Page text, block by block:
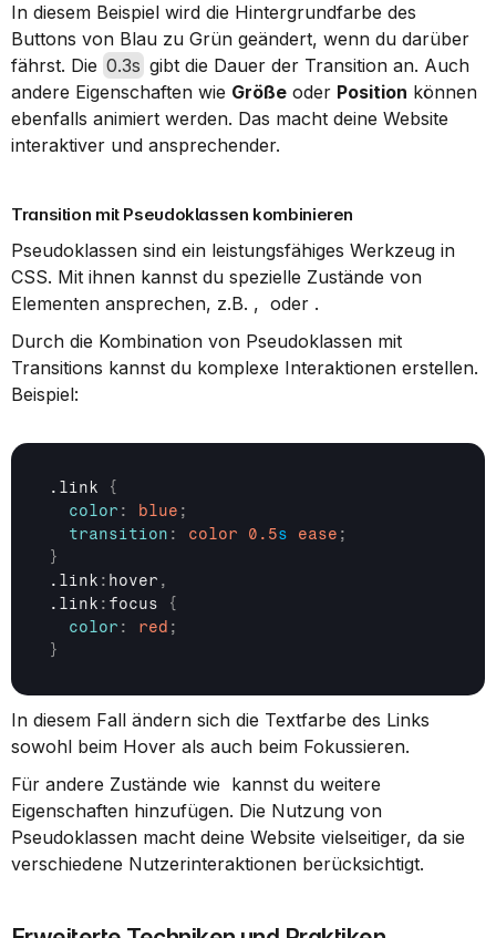
In diesem Beispiel wird die Hintergrundfarbe des
Buttons von Blau zu Grün geändert, wenn du darüber
fährst. Die 0.3s gibt die Dauer der Transition an. Auch
andere Eigenschaften wie Größe oder Position können
ebenfalls animiert werden. Das macht deine Website
interaktiver und ansprechender.
Transition mit Pseudoklassen kombinieren
Pseudoklassen sind ein leistungsfähiges Werkzeug in
CSS. Mit ihnen kannst du spezielle Zustände von
Elementen ansprechen, z.B. ,  oder .
Durch die Kombination von Pseudoklassen mit
Transitions kannst du komplexe Interaktionen erstellen.
Beispiel:
.link
{
color : blue ;
transition : color 0.5s ease ;
}
.link : hover ,
.link : focus
{
color : red ;
}
In diesem Fall ändern sich die Textfarbe des Links
sowohl beim Hover als auch beim Fokussieren.
Für andere Zustände wie  kannst du weitere
Eigenschaften hinzufügen. Die Nutzung von
Pseudoklassen macht deine Website vielseitiger, da sie
verschiedene Nutzerinteraktionen berücksichtigt.